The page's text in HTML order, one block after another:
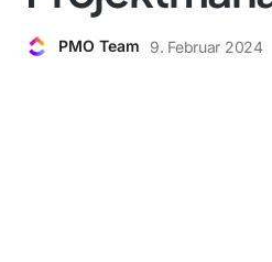
PMO Team 9. Februar 2024